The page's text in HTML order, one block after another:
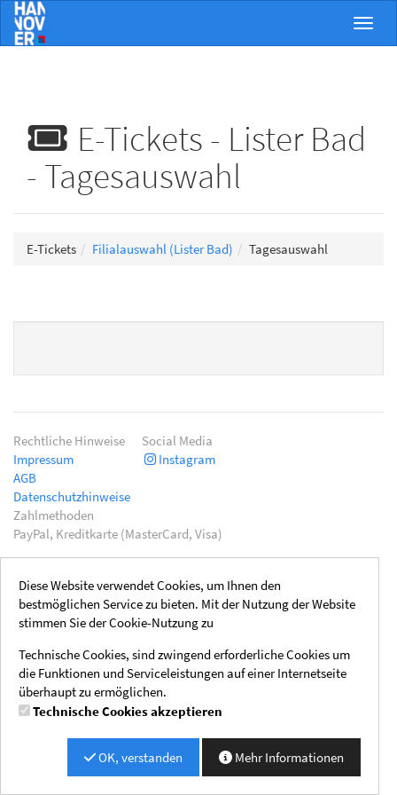
Menü
E-Tickets - Lister Bad
- Tagesauswahl
E-Tickets Filialauswahl (Lister Bad) Tagesauswahl
Rechtliche Hinweise
Impressum
AGB
Datenschutzhinweise
Social Media
Instagram
Zahlmethoden
PayPal, Kreditkarte (MasterCard, Visa)
Diese Website verwendet Cookies, um Ihnen den
bestmöglichen Service zu bieten. Mit der Nutzung der Website
stimmen Sie der Cookie-Nutzung zu
Technische Cookies, sind zwingend erforderliche Cookies um
die Funktionen und Serviceleistungen auf einer Internetseite
überhaupt zu ermöglichen.
Technische Cookies akzeptieren
OK, verstanden Mehr Informationen